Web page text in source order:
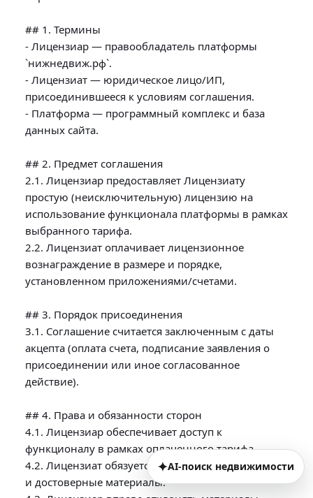
## 1. Термины
- Лицензиар — правообладатель платформы
`нижнедвиж.рф`.
- Лицензиат — юридическое лицо/ИП,
присоединившееся к условиям соглашения.
- Платформа — программный комплекс и база
данных сайта.
## 2. Предмет соглашения
2.1. Лицензиар предоставляет Лицензиату
простую (неисключительную) лицензию на
использование функционала платформы в рамках
выбранного тарифа.
2.2. Лицензиат оплачивает лицензионное
вознаграждение в размере и порядке,
установленном приложениями/счетами.
## 3. Порядок присоединения
3.1. Соглашение считается заключенным с даты
акцепта (оплата счета, подписание заявления о
присоединении или иное согласованное
действие).
## 4. Права и обязанности сторон
4.1. Лицензиар обеспечивает доступ к
функционалу в рамках оплаченного тарифа.
4.2. Лицензиат обязуется предоставлять законные
и достоверные материалы.
✦AI-поиск недвижимости